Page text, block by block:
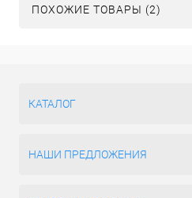
ПОХОЖИЕ ТОВАРЫ (2)
КАТАЛОГ
НАШИ ПРЕДЛОЖЕНИЯ